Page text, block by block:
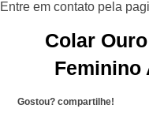
Colar
Feminino
Gostou? compartilhe!